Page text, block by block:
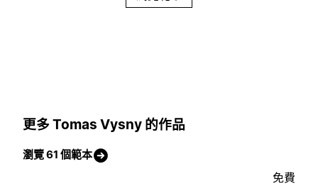
更多 Tomas Vysny 的作品
瀏覽 61 個範本
免費